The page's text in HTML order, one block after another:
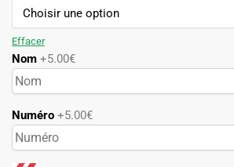
84.90€.49.90€.
Effacer
Nom +5.00€
Numéro +5.00€